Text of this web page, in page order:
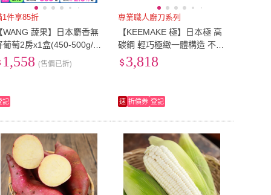
1件享85折
WANG 蔬果】日本麝香無
葡萄2房x1盒(450-500g/串
盒/空運直送)
1,558 (售價已折)
記
專業職人廚刀系列
【KEEMAKE 極】日本極 高
碳鋼 輕巧極緻一體構造 不鏽
鋼刀-3入組(三德+蔬果小刀
+牛刀)
3,818
速 折價券 登記